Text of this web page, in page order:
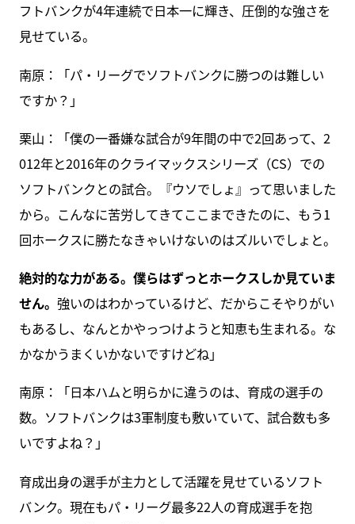
フトバンクが4年連続で日本一に輝き、圧倒的な強さを
見せている。
南原：「パ・リーグでソフトバンクに勝つのは難しい
ですか？」
栗山：「僕の一番嫌な試合が9年間の中で2回あって、2
012年と2016年のクライマックスシリーズ（CS）での
ソフトバンクとの試合。『ウソでしょ』って思いました
から。こんなに苦労してきてここまできたのに、もう1
回ホークスに勝たなきゃいけないのはズルいでしょと。
絶対的な力がある。僕らはずっとホークスしか見ていま
せん。 強いのはわかっているけど、だからこそやりがい
もあるし、なんとかやっつけようと知恵も生まれる。な
かなかうまくいかないですけどね」
南原：「日本ハムと明らかに違うのは、育成の選手の
数。ソフトバンクは3軍制度も敷いていて、試合数も多
いですよね？」
育成出身の選手が主力として活躍を見せているソフト
バンク。現在もパ・リーグ最多22人の育成選手を抱